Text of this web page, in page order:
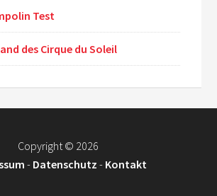
Test
des Cirque du Soleil
Copyright© 2026
- Datenschutz - Kontakt